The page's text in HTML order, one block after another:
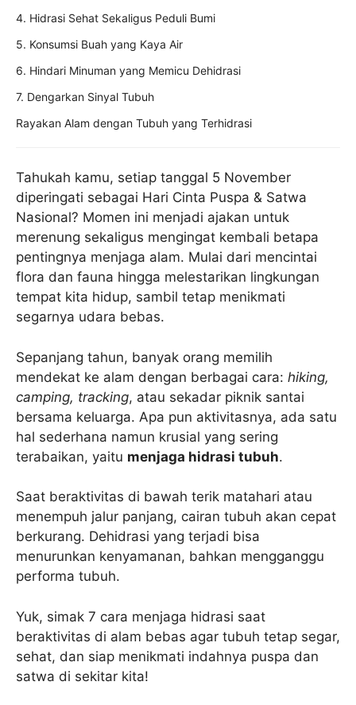
Tahukah kamu, setiap tanggal 5 November
diperingati sebagai Hari Cinta Puspa & Satwa
Nasional? Momen ini menjadi ajakan untuk
merenung sekaligus mengingat kembali betapa
pentingnya menjaga alam. Mulai dari mencintai
flora dan fauna hingga melestarikan lingkungan
tempat kita hidup, sambil tetap menikmati
segarnya udara bebas.
Sepanjang tahun, banyak orang memilih
mendekat ke alam dengan berbagai cara: hiking,
camping, tracking, atau sekadar piknik santai
bersama keluarga. Apa pun aktivitasnya, ada satu
hal sederhana namun krusial yang sering
terabaikan, yaitu menjaga hidrasi tubuh.
Saat beraktivitas di bawah terik matahari atau
menempuh jalur panjang, cairan tubuh akan cepat
berkurang. Dehidrasi yang terjadi bisa
menurunkan kenyamanan, bahkan mengganggu
performa tubuh.
Yuk, simak 7 cara menjaga hidrasi saat
beraktivitas di alam bebas agar tubuh tetap segar,
sehat, dan siap menikmati indahnya puspa dan
satwa di sekitar kita!
4. Hidrasi Sehat Sekaligus Peduli Bumi
5. Konsumsi Buah yang Kaya Air
6. Hindari Minuman yang Memicu Dehidrasi
7. Dengarkan Sinyal Tubuh
Rayakan Alam dengan Tubuh yang Terhidrasi